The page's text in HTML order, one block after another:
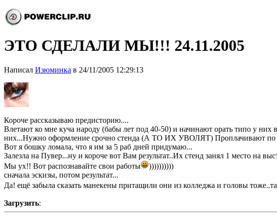
ЭТО СДЕЛАЛИ МЫ!!! 24.11.2005
Написал Изюминка в 24/11/2005 12:29:13
Короче рассказываю предисторию....
Влетают ко мне куча народу (бабы лет под 40-50) и начинают орать типо у
них...Нужно оформление срочно стенда (А ТО ИХ УВОЛЯТ) Проплачивают по
Вот я бошку ломала, что я им за 5 раб дней придумаю...
Залезла на Пувер...ну и короче вот Вам результат..Их стенд занял 1 место
Мы ух!! Вот распознавайте свои работы
))))))))))
сначала эскизы, потом результат...
Да! ещё забыла сказать манекены притащили они из колледжа и головы
Загрузить: